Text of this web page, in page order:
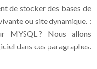
de stocker des bases de
ou site dynamique. :
MYSQL ? Nous allons
dans ces paragraphes.